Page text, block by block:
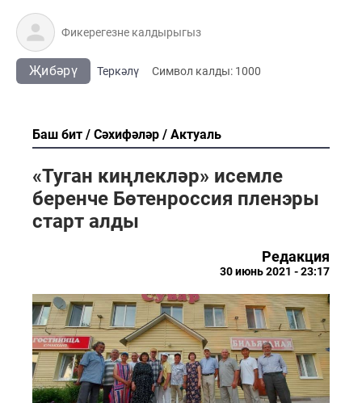
Җибәрү Теркәлү Cимвол калды: 1000
Баш бит Сәхифәләр Актуаль
«Туган киңлекләр» исемле
беренче Бөтенроссия пленэры
старт алды
Редакция
30 июнь 2021 - 23:17